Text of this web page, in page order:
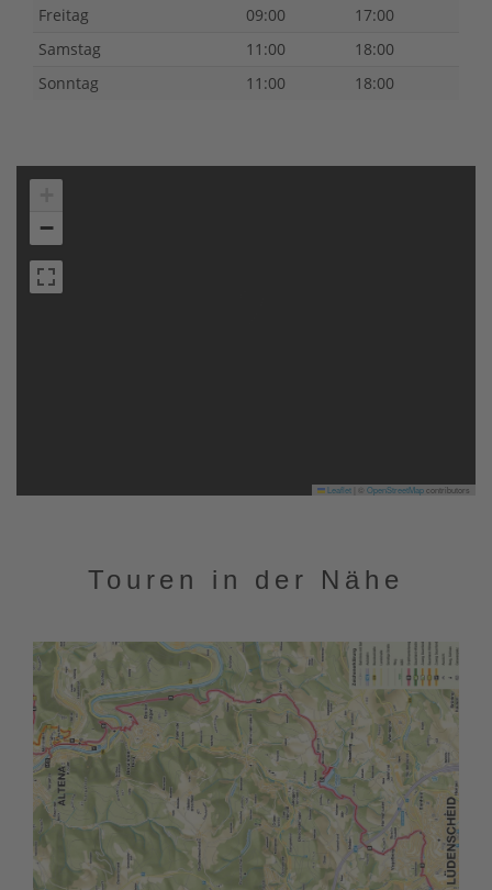
Freitag
09:00
17:00
Samstag
11:00
18:00
Sonntag
11:00 18:00
−
Leaflet OpenStreetMapcontributors
Touren in der Nähe